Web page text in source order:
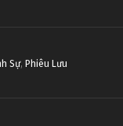
Sự, Phiêu Lưu